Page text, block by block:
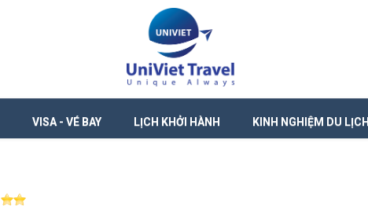
VISA - VÉ BAY LỊCH KHỞI HÀNH KINH NGHIỆM DU LỊCH